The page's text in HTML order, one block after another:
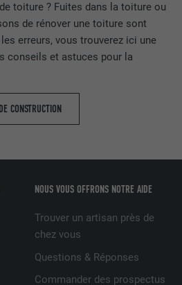
toiture ? Fuites dans la toiture ou
de rénover une toiture sont
erreurs, vous trouverez ici une
conseils et astuces pour la
CONSTRUCTION
NOUS VOUS OFFRONS NOTRE AIDE
Trouver un artisan près de
chez vous
Questions & Réponses
Commander des prospectus
pour suivre l'utilisateur sur
par le service de réseau social
pour suivre l'utilisation de